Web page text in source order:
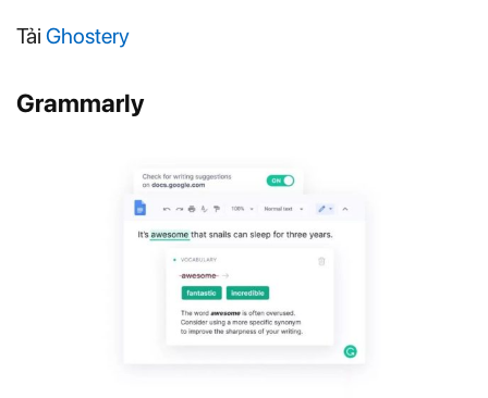
Tải Ghostery
Grammarly